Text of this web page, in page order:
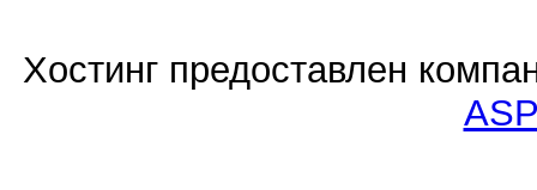
Хостинг предоставлен